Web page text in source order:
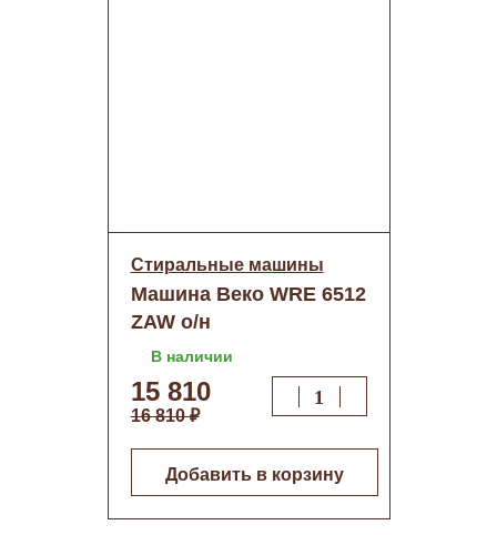
Стиральные машины
Машина Веко WRE 6512
ZAW о/н
В наличии
15 810
16 810 ₽
Добавить в корзину